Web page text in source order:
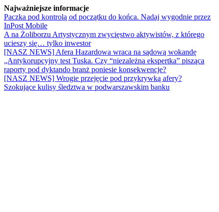
Najważniejsze informacje
Paczka pod kontrolą od początku do końca. Nadaj wygodnie przez
InPost Mobile
A na Żoliborzu Artystycznym zwycięstwo aktywistów, z którego
ucieszy się… tylko inwestor
[NASZ NEWS] Afera Hazardowa wraca na sądową wokandę
„Antykorupcyjny test Tuska. Czy “niezależna ekspertka” pisząca
raporty pod dyktando branż poniesie konsekwencje?
[NASZ NEWS] Wrogie przejęcie pod przykrywką afery?
Szokujące kulisy śledztwa w podwarszawskim banku